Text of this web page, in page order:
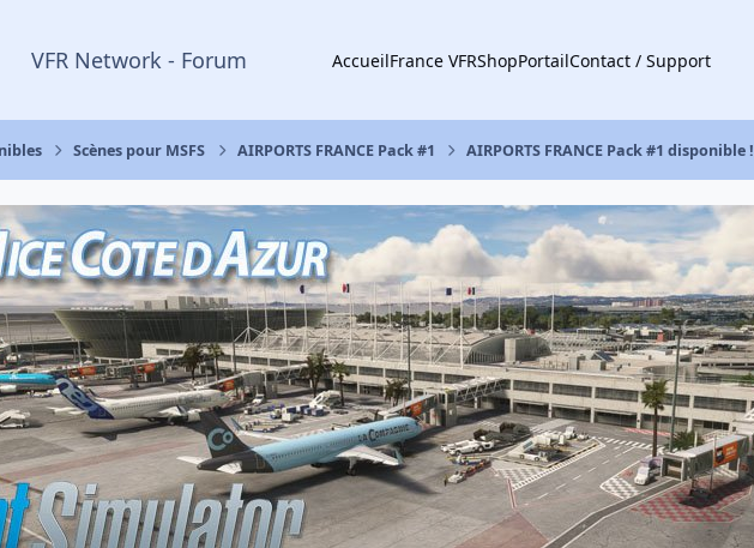
VFR Network - Forum AccueilFrance VFRShopPortailContact / Support
Scènes pour MSFS AIRPORTS FRANCE Pack #1 AIRPORTS FRANCE Pack #1 disponible !